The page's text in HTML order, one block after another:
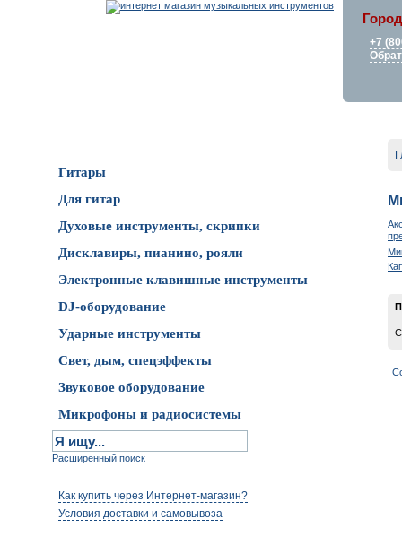
+7
Гитары
Для гитар
Духовые инструменты, скрипки
Дисклавиры, пианино, рояли
Электронные клавишные инструменты
DJ-оборудование
Ударные инструменты
Свет, дым, спецэффекты
Звуковое оборудование
Микрофоны и радиосистемы
Расширенный поиск
Как купить через Интернет-магазин?
Условия доставки и самовывоза